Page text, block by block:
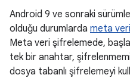
Android 9 ve sonraki
olduğu durumlarda meta
Meta veri şifrelemede,
tek bir anahtar,
dosya tabanlı şifrelemeyi